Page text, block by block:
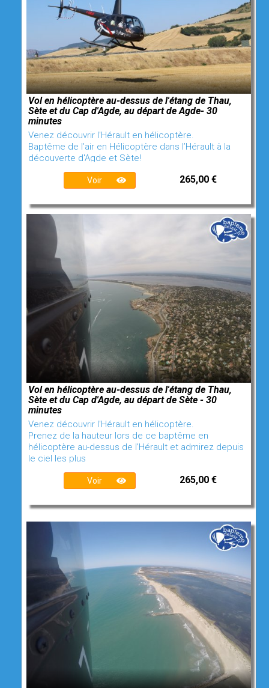
Vol en hélicoptère au-dessus de l'étang de Thau,
Sète et du Cap d'Agde, au départ de Agde- 30
minutes
Venez découvrir l'Hérault en hélicoptère.
Baptême de l’air en Hélicoptère dans l’Hérault à la
découverte d'Agde et Sète!
Voir 265,00 €
Vol en hélicoptère au-dessus de l'étang de Thau,
Sète et du Cap d'Agde, au départ de Sète - 30
minutes
Venez découvrir l'Hérault en hélicoptère.
Prenez de la hauteur lors de ce baptême en
hélicoptère au-dessus de l’Hérault et admirez depuis
le ciel les plus
Voir 265,00 €